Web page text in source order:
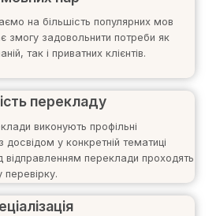
на більшість популярних мов
змогу задовольнити потреби як
так і приватних клієнтів.
перекладу
виконують профільні
досвідом у конкретній тематиці
відправленням переклади проходять
перевірку.